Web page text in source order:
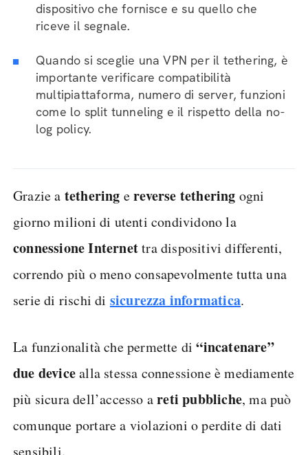
dispositivo che fornisce e su quello che
riceve il segnale.
Quando si sceglie una VPN per il tethering, è
importante verificare compatibilità
multipiattaforma, numero di server, funzioni
come lo split tunneling e il rispetto della no-
log policy.
Grazie a tethering ereverse tethering ogni
giorno milioni di utenti condividono la
connessione Internettra dispositivi differenti,
correndo più o meno consapevolmente tutta una
serie di rischi di sicurezza informatica.
La funzionalità che permette di“incatenare”
due devicealla stessa connessione è mediamente
più sicura dell’accesso areti pubbliche, ma può
comunque portare a violazioni o perdite di dati
sensibili.